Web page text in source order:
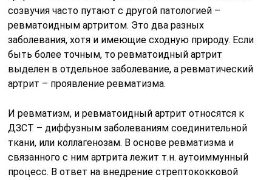
созвучия часто путают с другой патологией –
ревматоидным артритом. Это два разных
заболевания, хотя и имеющие сходную природу. Если
быть более точным, то ревматоидный артрит
выделен в отдельное заболевание, а ревматический
артрит – проявление ревматизма.
И ревматизм, и ревматоидный артрит относятся к
ДЗСТ – диффузным заболеваниям соединительной
ткани, или коллагенозам. В основе ревматизма и
связанного с ним артрита лежит т.н. аутоиммунный
процесс. В ответ на внедрение стрептококковой